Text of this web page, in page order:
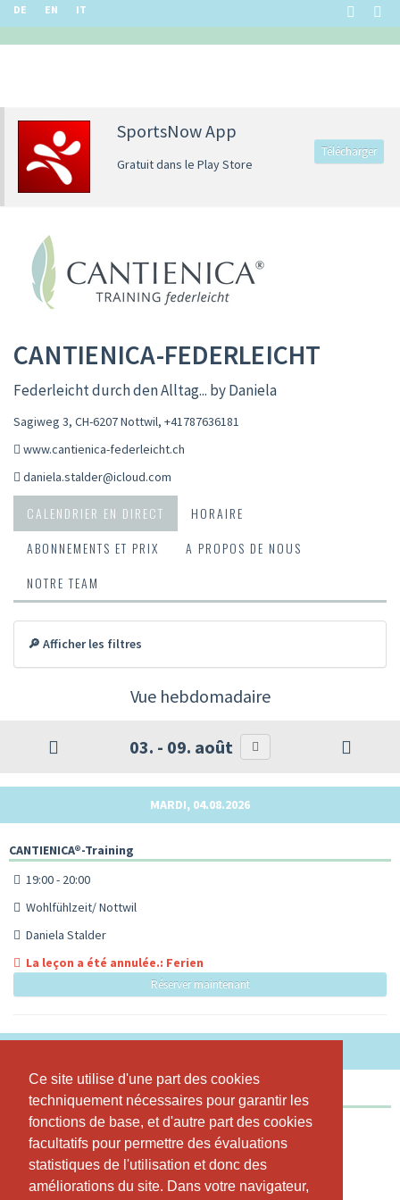
Ce site utilise d'une part des cookies
techniquement nécessaires pour garantir les
fonctions de base, et d'autre part des cookies
facultatifs pour permettre des évaluations
statistiques de l'utilisation et donc des
améliorations du site. Dans votre navigateur,
Ce site utilise d'une part des cookies
techniquement nécessaires pour garantir les
fonctions de base, et d'autre part des cookies
facultatifs pour permettre des évaluations
statistiques de l'utilisation et donc des
améliorations du site. Dans votre navigateur,
DE EN IT
SportsNow App
Gratuit dans le Play Store
Télécharger
CANTIENICA-FEDERLEICHT
Federleicht durch den Alltag... by Daniela
Sagiweg 3, CH-6207 Nottwil, +41787636181
www.cantienica-federleicht.ch
daniela.stalder@icloud.com
CALENDRIER EN DIRECT
HORAIRE
ABONNEMENTS ET PRIX
A PROPOS DE NOUS
NOTRE TEAM
🔎 Afficher les filtres
Vue hebdomadaire
03. - 09. août
MARDI, 04.08.2026
CANTIENICA®-Training
19:00 - 20:00
Wohlfühlzeit/ Nottwil
Daniela Stalder
La leçon a été annulée.: Ferien
Réserver maintenant
CANTIENICA®-Training
18:15 - 19:15
Wohlfühlzeit/ Nottwil
Daniela Stalder